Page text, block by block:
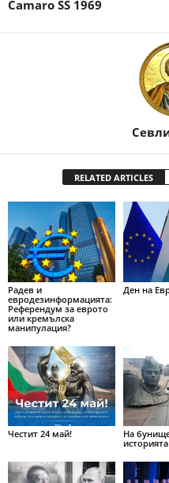
Camaro SS 1969
RELATED ARTICLES
Радев и
евродезинформацията:
Референдум за еврото
или кремълска
манипулация?
Ден на
Честит 24 май!
На
историята